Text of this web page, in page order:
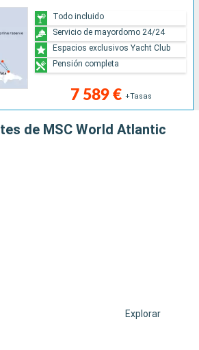
7 589 € +Tasas
Todo incluido
Servicio de mayordomo 24/24
Espacios exclusivos Yacht Club
Pensión completa
de MSC World Atlantic
Explorar